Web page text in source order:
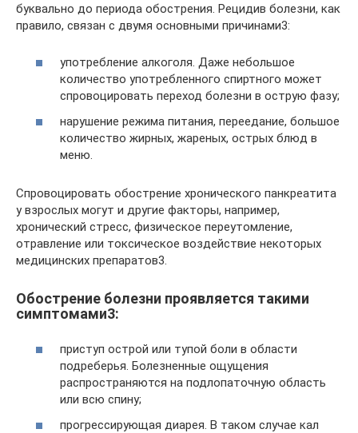
буквально до периода обострения. Рецидив болезни, как
правило, связан с двумя основными причинами3:
употребление алкоголя. Даже небольшое
количество употребленного спиртного может
спровоцировать переход болезни в острую фазу;
нарушение режима питания, переедание, большое
количество жирных, жареных, острых блюд в
меню.
Спровоцировать обострение хронического панкреатита
у взрослых могут и другие факторы, например,
хронический стресс, физическое переутомление,
отравление или токсическое воздействие некоторых
медицинских препаратов3.
Обострение болезни проявляется такими
симптомами3:
приступ острой или тупой боли в области
подреберья. Болезненные ощущения
распространяются на подлопаточную область
или всю спину;
прогрессирующая диарея. В таком случае кал